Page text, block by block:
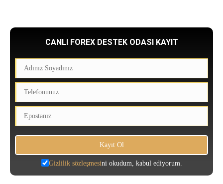
CANLI FOREX DESTEK ODASI KAYIT
Gizlilik sözleşmesini okudum, kabul ediyorum.